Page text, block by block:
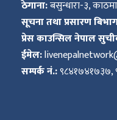
ठेगाना:बसुन्धारा-३,
सूचना तथा प्रसारण
प्रेस काउन्सिल नेपाल
ईमेल:
सम्पर्क नं.:९८४१७४१७३७,